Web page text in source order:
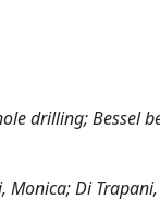
drilling; Bessel
Monica; Di